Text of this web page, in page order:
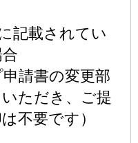
記載されてい
書の変更部
ただき、ご提
不要です）